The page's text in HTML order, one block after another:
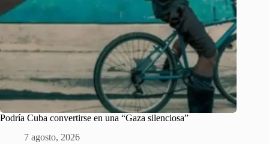
Podría Cuba convertirse en una “Gaza silenciosa”
7 agosto, 2026